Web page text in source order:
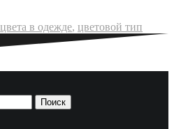
цвета в одежде, цветовой тип